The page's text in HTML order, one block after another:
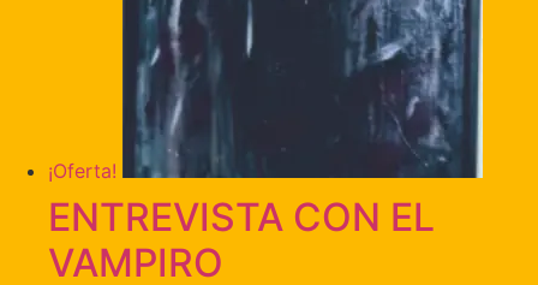
¡Oferta!
ENTREVISTA CON EL
VAMPIRO